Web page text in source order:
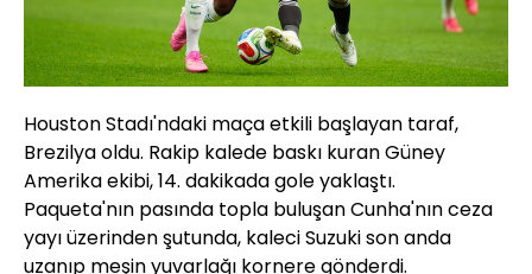
Houston Stadı'ndaki maça etkili başlayan taraf,
Brezilya oldu. Rakip kalede baskı kuran Güney
Amerika ekibi, 14. dakikada gole yaklaştı.
Paqueta'nın pasında topla buluşan Cunha'nın ceza
yayı üzerinden şutunda, kaleci Suzuki son anda
uzanıp meşin yuvarlağı kornere gönderdi.